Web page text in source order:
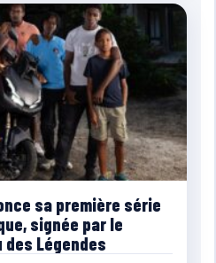
sa première série
signée par le
Légendes